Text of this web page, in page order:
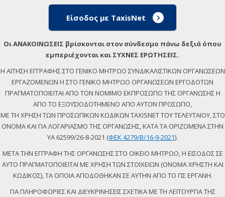
Είσοδος με TaxisNet
Οι ΑΝΑΚΟΙΝΩΣΕΙΣ βρίσκονται στον σύνδεσμο πάνω δεξιά όπου
εμπεριέχονται και ΣΥΧΝΕΣ ΕΡΩΤΗΣΕΙΣ.
Η ΑΙΤΗΣΗ ΕΓΓΡΑΦΗΣ ΣΤΟ ΓΕΝΙΚΟ ΜΗΤΡΩΟ ΣΥΝΔΙΚΑΛΙΣΤΙΚΩΝ ΟΡΓΑΝΩΣΕΩΝ
ΕΡΓΑΖΟΜΕΝΩΝ Η ΣΤΟ ΓΕΝΙΚΟ ΜΗΤΡΩΟ ΟΡΓΑΝΩΣΕΩΝ ΕΡΓΟΔΟΤΩΝ
ΠΡΑΓΜΑΤΟΠΟΙΕΙΤΑΙ ΑΠΟ ΤΟΝ ΝΟΜΙΜΟ ΕΚΠΡΟΣΩΠΟ ΤΗΣ ΟΡΓΑΝΩΣΗΣ Η
ΑΠΟ ΤΟ ΕΞΟΥΣΙΟΔΟΤΗΜΕΝΟ ΑΠΟ ΑΥΤΟΝ ΠΡΟΣΩΠΟ,
ΜΕ ΤΗ ΧΡΗΣΗ ΤΩΝ ΠΡΟΣΩΠΙΚΩΝ ΚΩΔΙΚΩΝ TAXISNET ΤΟΥ ΤΕΛΕΥΤΑΙΟΥ, ΣΤΟ
ΟΝΟΜΑ ΚΑΙ ΓΙΑ ΛΟΓΑΡΙΑΣΜΟ ΤΗΣ ΟΡΓΑΝΩΣΗΣ, ΚΑΤΑ ΤΑ ΟΡΙΖΟΜΕΝΑ ΣΤΗΝ
ΥΑ 62599/26-8-2021 (ΦΕΚ 4279/Β/16-9-2021).
ΜΕΤΑ ΤΗΝ ΕΓΓΡΑΦΗ ΤΗΣ ΟΡΓΑΝΩΣΗΣ ΣΤΟ ΟΙΚΕΙΟ ΜΗΤΡΩΟ, Η ΕΙΣΟΔΟΣ ΣΕ
ΑΥΤΟ ΠΡΑΓΜΑΤΟΠΟΙΕΙΤΑΙ ΜΕ ΧΡΗΣΗ ΤΩΝ ΣΤΟΙΧΕΙΩΝ (ΟΝΟΜΑ ΧΡΗΣΤΗ ΚΑΙ
ΚΩΔΙΚΟΣ), ΤΑ ΟΠΟΙΑ ΑΠΟΔΟΘΗΚΑΝ ΣΕ ΑΥΤΗΝ ΑΠΟ ΤΟ ΠΣ ΕΡΓΑΝΗ.
ΓΙΑ ΠΛΗΡΟΦΟΡΙΕΣ ΚΑΙ ΔΙΕΥΚΡΙΝΗΣΕΙΣ ΣΧΕΤΙΚΑ ΜΕ ΤΗ ΛΕΙΤΟΥΡΓΙΑ ΤΗΣ